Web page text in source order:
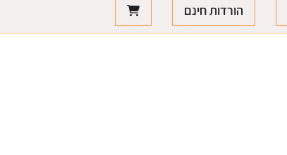
הורדות חינם